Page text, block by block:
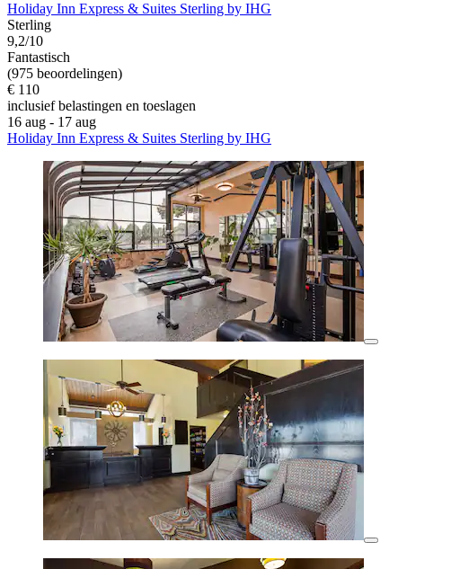
Holiday Inn Express & Suites Sterling by IHG
Sterling
9,2/10
Fantastisch
(975 beoordelingen)
€ 110
inclusief belastingen en toeslagen
16 aug - 17 aug
Holiday Inn Express & Suites Sterling by IHG